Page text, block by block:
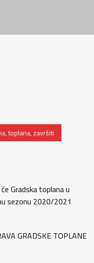
,toplana,završiti
Gradska toplana u
sezonu 2020/2021
GRADSKE TOPLANE